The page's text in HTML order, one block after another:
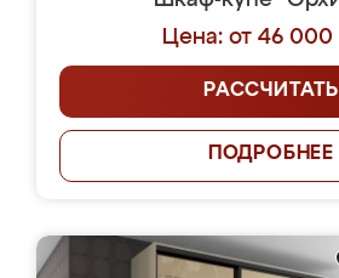
Цена: от 46 000
РАССЧИТАТЬ
ПОДРОБНЕЕ